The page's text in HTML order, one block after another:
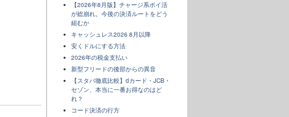
【2026年8月版】チャージ系ポイ活
が総崩れ。今後の決済ルートをどう
組むか
キャッシュレス2026 8月以降
安くドルにする方法
2026年の税金支払い
新型フリードの後部からの異音
【スタバ徹底比較】dカード・JCB・
セゾン、本当に一番お得なのはど
れ？
コード決済の行方